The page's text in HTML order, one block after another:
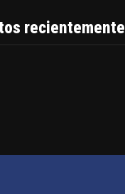
recientemente